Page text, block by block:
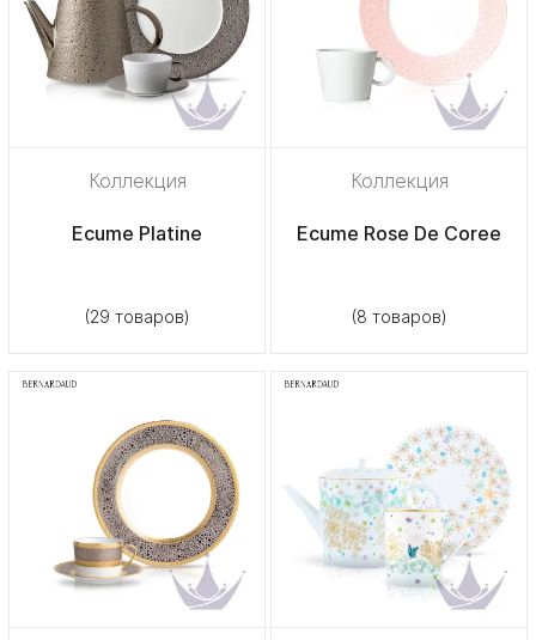
Коллекция
Ecume Platine
(29 товаров)
Коллекция
Ecume Rose De Coree
(8 товаров)